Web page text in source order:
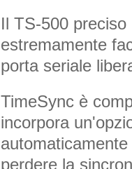
Il TS-500
estremamente
porta seriale
TimeSync è
incorpora
perdere la